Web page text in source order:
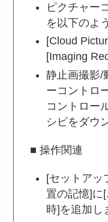
ピクチャー
を以下のよ
[Cloud
[Imaging
静止画撮影/
ーコントロ
コントロー
シピをダウ
■ 操作関連
[セットアッ
置の記憶]に
時]を追加し